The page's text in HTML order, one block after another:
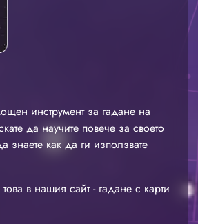
инструмент за гадане на
да научите повече за своето
знаете как да ги използвате
в нашия сайт - гадане с карти